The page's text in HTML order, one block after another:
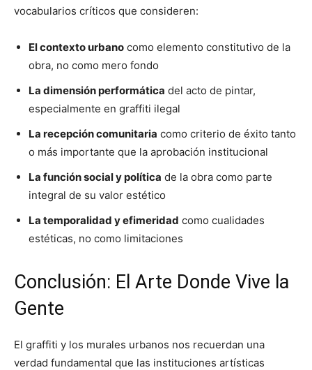
vocabularios críticos que consideren:
El contexto urbano como elemento constitutivo de la
obra, no como mero fondo
La dimensión performática del acto de pintar,
especialmente en graffiti ilegal
La recepción comunitaria como criterio de éxito tanto
o más importante que la aprobación institucional
La función social y política de la obra como parte
integral de su valor estético
La temporalidad y efimeridad como cualidades
estéticas, no como limitaciones
Conclusión: El Arte Donde Vive la
Gente
El graffiti y los murales urbanos nos recuerdan una
verdad fundamental que las instituciones artísticas